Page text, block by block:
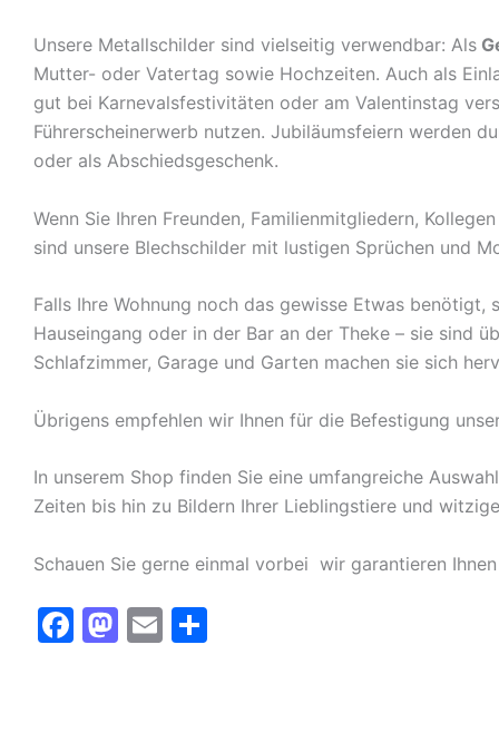
Unsere Metallschilder sind vielseitig verwendbar: Als
Mutter- oder Vatertag sowie Hochzeiten. Auch als
gut bei Karnevalsfestivitäten oder am Valentinstag
Führerscheinerwerb nutzen. Jubiläumsfeiern werden
oder als Abschiedsgeschenk.
Wenn Sie Ihren Freunden, Familienmitgliedern,
sind unsere Blechschilder mit lustigen Sprüchen und
Falls Ihre Wohnung noch das gewisse Etwas benötigt,
Hauseingang oder in der Bar an der Theke – sie sind
Schlafzimmer, Garage und Garten machen sie sich
Übrigens empfehlen wir Ihnen für die Befestigung
In unserem Shop finden Sie eine umfangreiche
Zeiten bis hin zu Bildern Ihrer Lieblingstiere und
Schauen Sie gerne einmal vorbei  wir garantieren
F
M E